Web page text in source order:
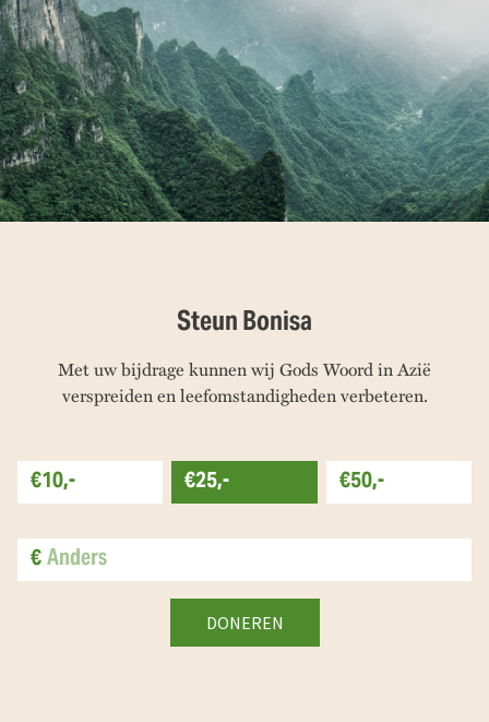
Steun Bonisa
Met uw bijdrage kunnen wij Gods Woord in Azië
verspreiden en leefomstandigheden verbeteren.
€10,- €25,-
€50,-
€